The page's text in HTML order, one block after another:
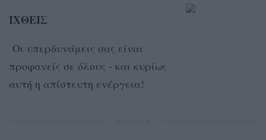
ΙΧΘΕΙΣ
Οι υπερδυνάμεις σας είναι
προφανείς σε όλους - και κυρίως
αυτή η απίστευτη ενέργεια!